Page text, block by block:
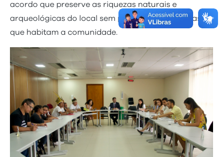
acordo que preserve as riquezas naturais e
arqueológicas do local sem prejudicar as famílias
que habitam a comunidade.